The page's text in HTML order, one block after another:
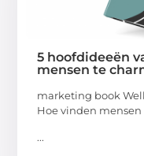
5 hoofdideeën
mensen te
marketing book
Hoe vinden
...